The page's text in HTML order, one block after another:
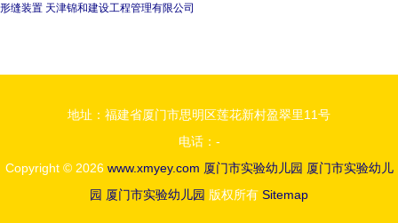
形缝装置 天津锦和建设工程管理有限公司
地址：福建省厦门市思明区莲花新村盈翠里11号
电话：-
Copyright © 2026 www.xmyey.com 厦门市实验幼儿园 厦门市实验幼儿
园 厦门市实验幼儿园 版权所有 Sitemap